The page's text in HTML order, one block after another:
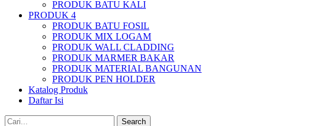
PRODUK BATU KALI
PRODUK 4
PRODUK BATU FOSIL
PRODUK MIX LOGAM
PRODUK WALL CLADDING
PRODUK MARMER BAKAR
PRODUK MATERIAL BANGUNAN
PRODUK PEN HOLDER
Katalog Produk
Daftar Isi
Search